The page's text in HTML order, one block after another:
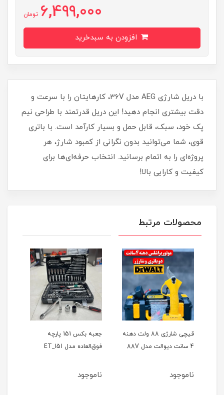
6,499,000 تومان
با دریل شارژی AEG مدل 36V، کارهایتان را با سرعت و
دقت بیشتری انجام دهید! این دریل قدرتمند با طراحی نیم
پک خود، سبک، قابل حمل و بسیار کارآمد است. با باتری
قوی، شما می‌توانید بدون نگرانی از کمبود شارژ، هر
پروژه‌ای را به اتمام برسانید. انتخاب حرفه‌ای‌ها برای
کیفیت و کارایی بالا!
محصولات مرتبط
قیچی شارژی 88 ولت دهنه
4 سانت دیوالت مدل 88V
ناموجود
جعبه بکس 151 پارچه
فوق‌العاده مدل ET_151
ناموجود